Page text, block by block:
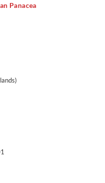
Panacea